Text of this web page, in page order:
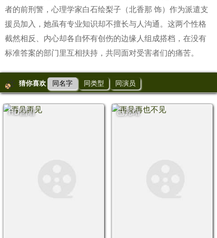
者的前刑警，心理学家白石绘梨子（北香那 饰）作为派遣支
援员加入，她虽有专业知识却不擅长与人沟通。这两个性格
截然相反、内心却各自怀有创伤的边缘人组成搭档，在没有
标准答案的部门里互相扶持，共同面对受害者们的痛苦。
猜你喜欢 同名字 同类型 同演员
HD国语 已完结